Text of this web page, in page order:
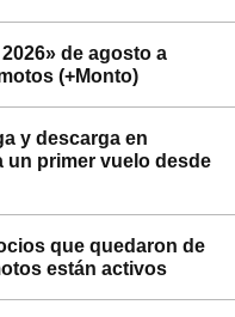
de agosto a
(+Monto)
y descarga en
un primer vuelo desde
que quedaron de
están activos